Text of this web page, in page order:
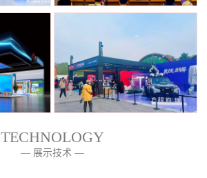
TECHNOLOGY
— 展示技术 —